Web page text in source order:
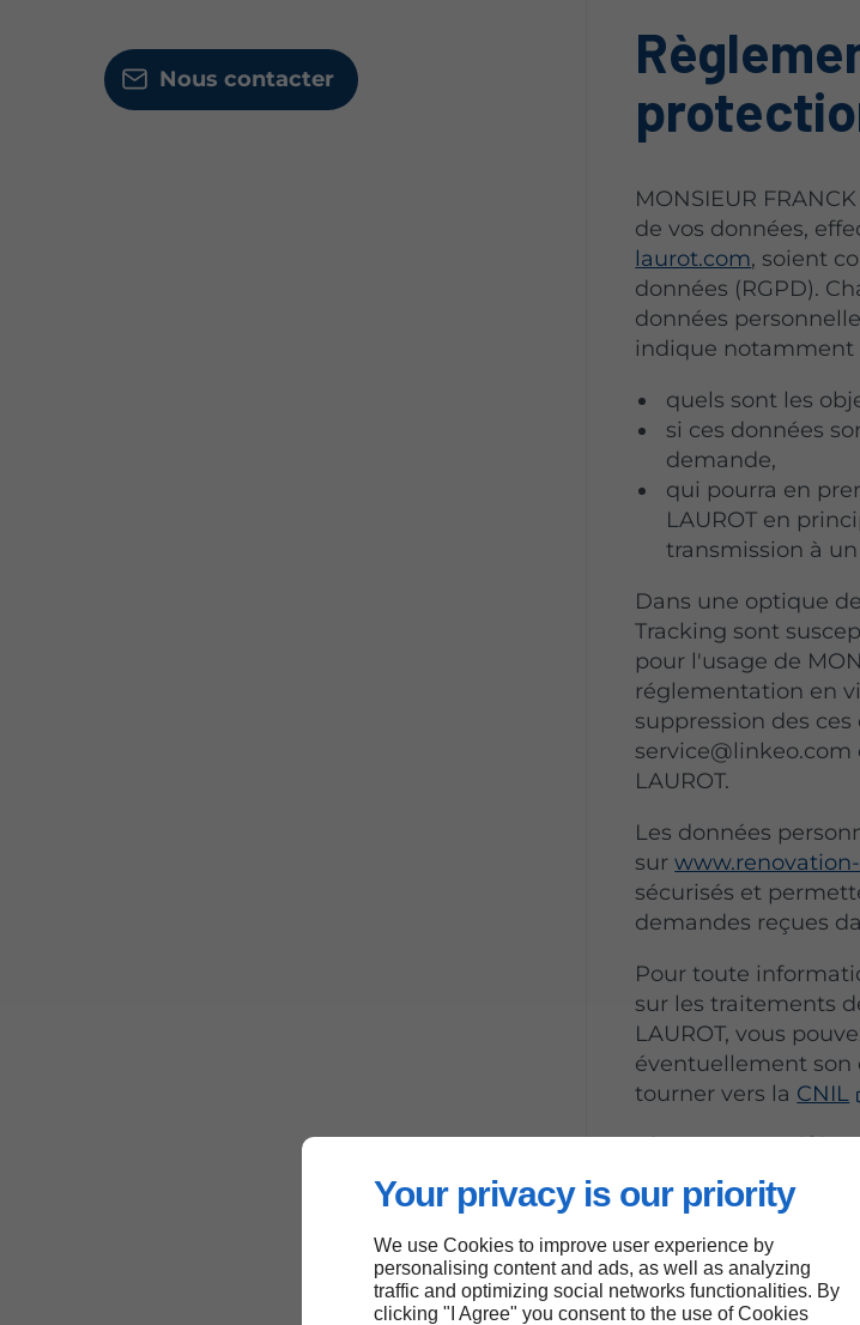
Your privacy is our priority
We use Cookies to improve user experience by
personalising content and ads, as well as analyzing
traffic and optimizing social networks functionalities. By
clicking "I Agree" you consent to the use of Cookies
Nous contacter
MONSIEUR
de vos données,
laurot.com, soient
données (RGPD).
données
indique notamment
quels sont les
si ces données
demande,
qui pourra en
LAUROT en
transmission à
Dans une optique
Tracking sont
pour l'usage de
réglementation en
suppression des
service@linkeo.com
LAUROT.
Les données
sur
sécurisés et
demandes reçues
Pour toute
sur les traitements
LAUROT, vous
éventuellement son
tourner vers la CNIL
Ajuster mes
Les cookies